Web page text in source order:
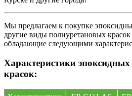
Мы предлагаем к покупке
другие виды полиуретановых
обладающие следующими
Характеристики
красок: